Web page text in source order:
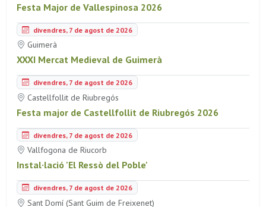
Festa Major de Vallespinosa 2026
divendres, 7 de agost de 2026
Guimerà
XXXI Mercat Medieval de Guimerà
divendres, 7 de agost de 2026
Castellfollit de Riubregós
Festa major de Castellfollit de Riubregós 2026
divendres, 7 de agost de 2026
Vallfogona de Riucorb
Instal·lació 'El Ressò del Poble'
divendres, 7 de agost de 2026
Sant Domí (Sant Guim de Freixenet)